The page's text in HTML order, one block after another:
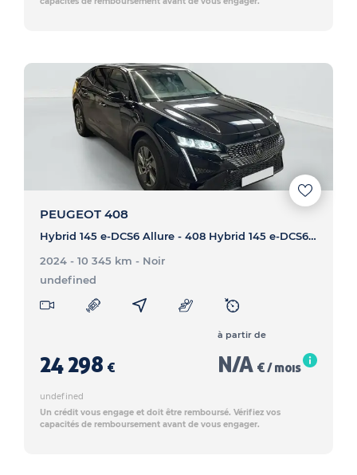
PEUGEOT 408
Hybrid 145 e-DCS6 Allure - 408 Hybrid 145 e-DCS6 Allure
2024 - 10 345 km - Noir
undefined
24 298 €
à partir de
N/A € / mois
undefined
Un crédit vous engage et doit être remboursé. Vérifiez vos
capacités de remboursement avant de vous engager.